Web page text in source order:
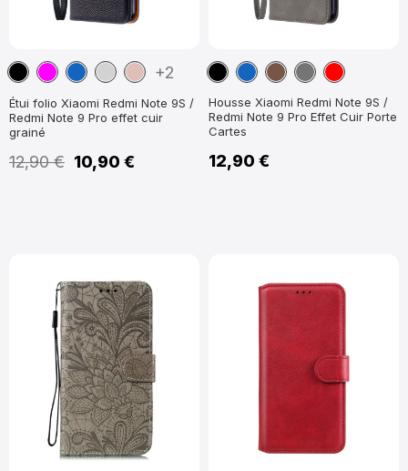
NoirMagenta
BleuGrisOr
+2
Étui folio Xiaomi Redmi Note 9S /
Redmi Note 9 Pro effet cuir
grainé
12,90 € 10,90 €
NoirBleuMarron
GrisRouge
Housse Xiaomi Redmi Note 9S /
Redmi Note 9 Pro Effet Cuir Porte
Cartes
12,90 €